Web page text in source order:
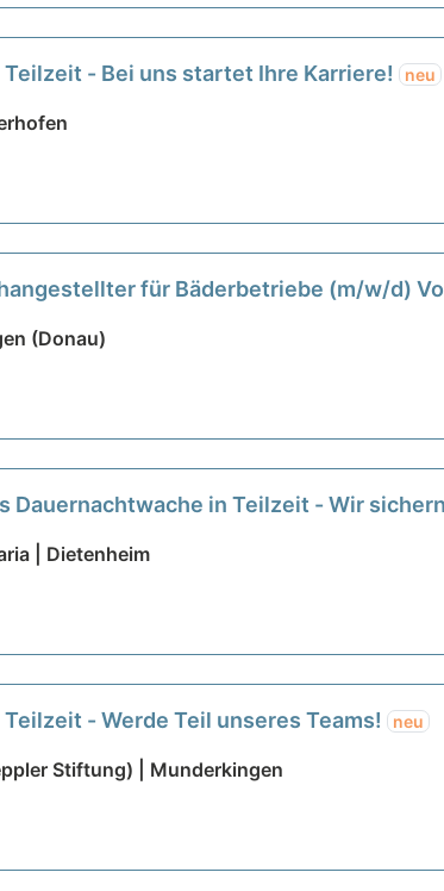
- Bei uns startet Ihre Karriere! neu
für Bäderbetriebe (m/w/d)
(Donau)
Dauernachtwache in Teilzeit - Wir
| Dietenheim
- Werde Teil unseres Teams! neu
Stiftung) | Munderkingen